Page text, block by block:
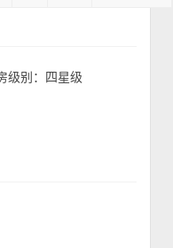
级别：四星级